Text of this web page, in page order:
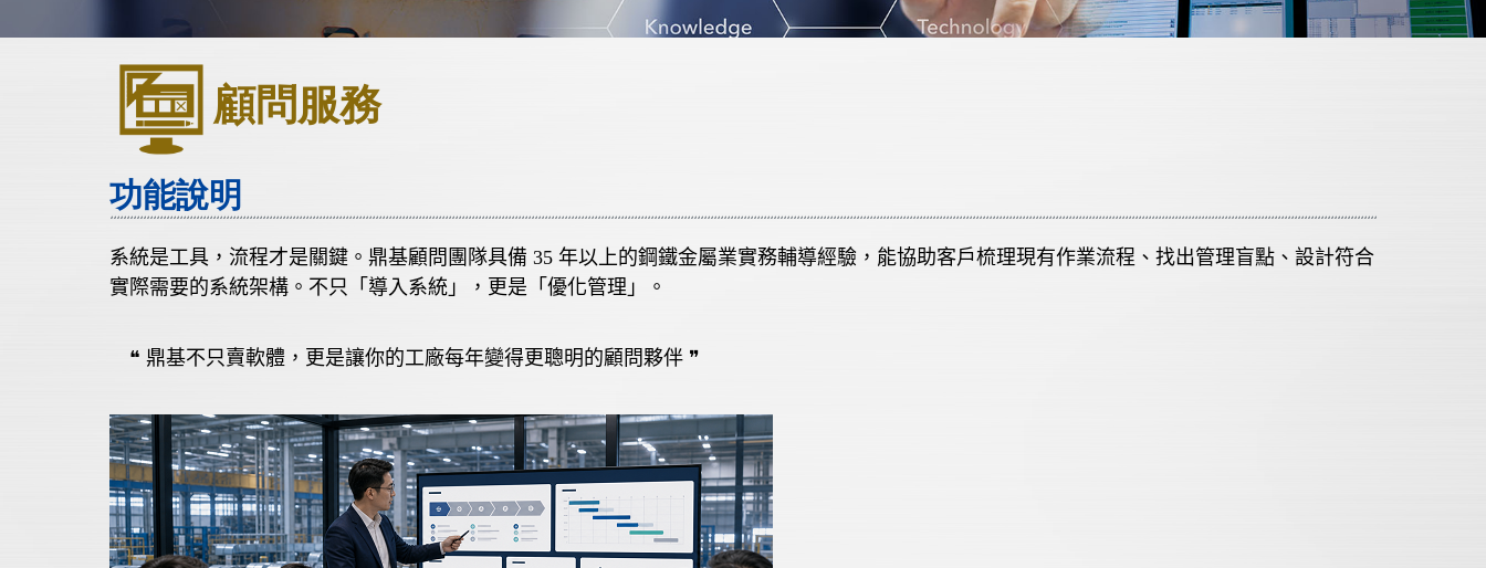
顧問服務
功能說明
系統是工具，流程才是關鍵。鼎基顧問團隊具備 35 年以上的鋼鐵金屬業實務輔導經驗，能協助客戶梳理現有作業流程、找出管理盲點、設計符合
實際需要的系統架構。不只「導入系統」，更是「優化管理」。
❝ 鼎基不只賣軟體，更是讓你的工廠每年變得更聰明的顧問夥伴 ❞